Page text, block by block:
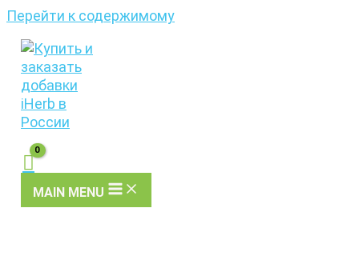
Перейти к содержимому
MAIN MENU